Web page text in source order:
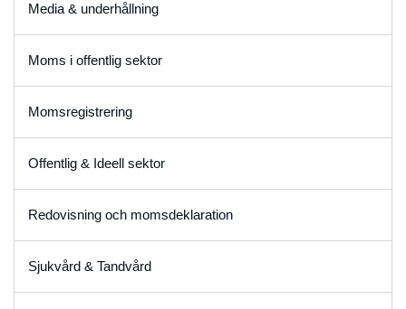
Media & underhållning
Moms i offentlig sektor
Momsregistrering
Offentlig & Ideell sektor
Redovisning och momsdeklaration
Sjukvård & Tandvård